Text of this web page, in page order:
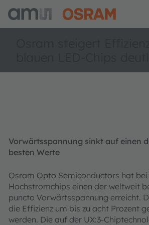
Vorwärtsspannung sinkt auf einen
besten Werte
Osram Opto Semiconductors hat bei
Hochstromchips einen der weltweit
puncto Vorwärtsspannung erreicht.
die Effizienz um bis zu acht Prozent
werden. Die auf der UX:3-